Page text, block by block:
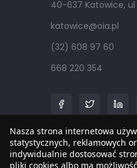
40-637 Katowice, ul
katowice@oia.pl
(32) 608 97 60
668 220 354
Nasza strona internetowa
statystycznych, reklamowych
indywidualnie dostosować
pliki cookies albo ma